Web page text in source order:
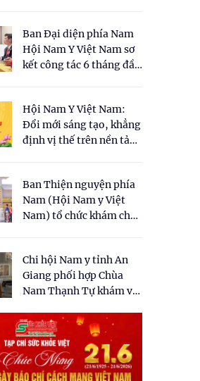
cho Luật Y dược cổ
truyền Việt Nam"
Ban Đại diện phía Nam
Hội Nam Y Việt Nam sơ
kết công tác 6 tháng đầu
Hội Nam Y Việt Nam:
Đổi mới sáng tạo, khẳng
định vị thế trên nền tảng
Ban Thiện nguyện phía
Nam (Hội Nam y Việt
Nam) tổ chức khám chữa
dân tại xã Tân Tập
Chi hội Nam y tỉnh An
Giang phối hợp Chùa
Nam Thạnh Tự khám và
nhân dân